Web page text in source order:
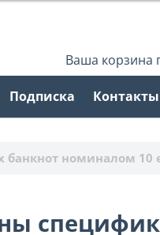
Ваша корзина
Подписка Контакты
номиналом 10